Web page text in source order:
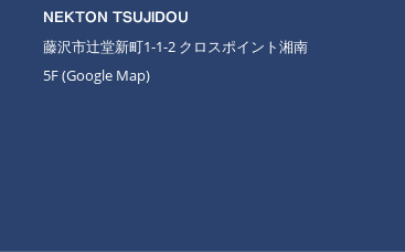
NEKTON TSUJIDOU
藤沢市辻堂新町1-1-2 クロスポイント湘南
5F(Google Map)